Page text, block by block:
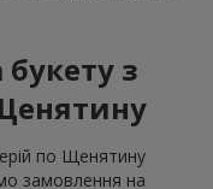
з
по Щенятину
замовлення на